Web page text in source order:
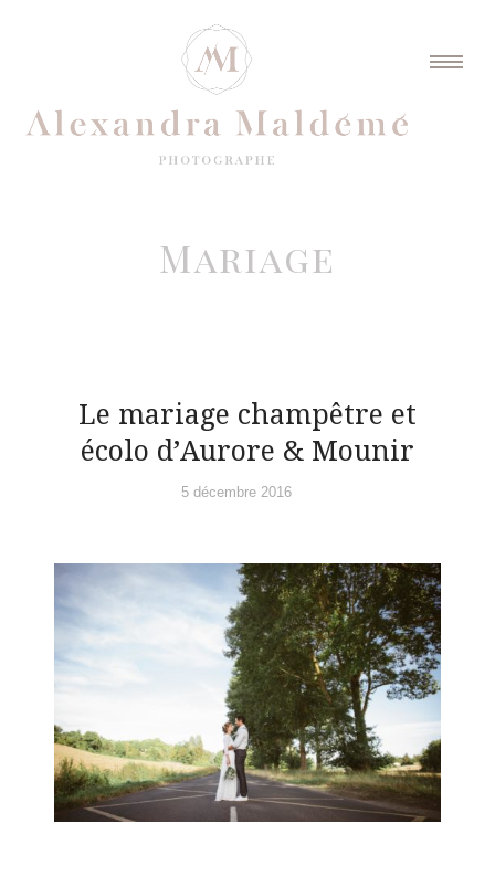
Mariage
Le mariage champêtre et
écolo d’Aurore & Mounir
5 décembre 2016